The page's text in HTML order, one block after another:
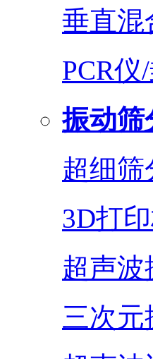
垂直混
PCR仪
振动筛
超细筛
3D打
超声波
三次元